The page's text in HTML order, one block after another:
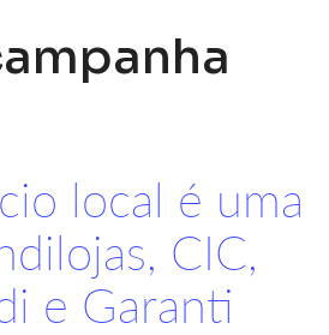
local é uma
CIC,
e Garanti